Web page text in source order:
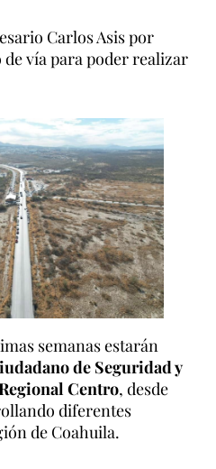
Carlos Asis por
vía para poder realizar
semanas estarán
de Seguridad y
Centro, desde
diferentes
de Coahuila.